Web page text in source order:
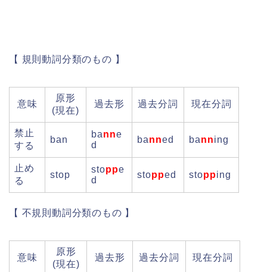
【 規則動詞分類のもの 】
意味
原形
(現在)
過去形 過去分詞 現在分詞
禁止
する
ban
banne
d
banned banning
止め
る
stop
stoppe
d
stopped stopping
【 不規則動詞分類のもの 】
意味
原形
(現在)
過去形 過去分詞 現在分詞